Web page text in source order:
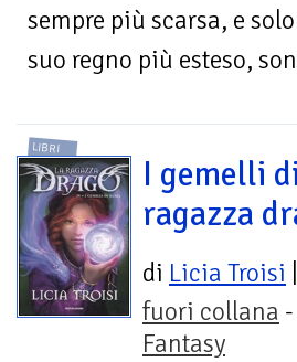
sempre più scarsa, e
suo regno più esteso,
LIBRI
I gemelli
ragazza
di Licia Troisi
fuori collana
Fantasy